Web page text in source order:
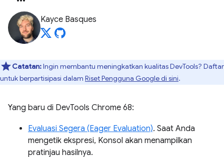
Kayce Basques
Catatan:Ingin membantu meningkatkan kualitas DevTools? Daftar
untuk berpartisipasi dalam Riset Pengguna Google di sini.
Yang baru di DevTools Chrome 68:
Evaluasi Segera (Eager Evaluation). Saat Anda
mengetik ekspresi, Konsol akan menampilkan
pratinjau hasilnya.